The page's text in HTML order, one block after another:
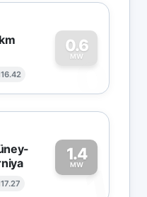
0.6
MW
0
1.4
MW